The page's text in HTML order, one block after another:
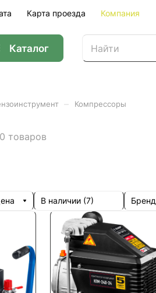
Карта проезда Компания
Каталог
Компрессоры
товаров
В наличии (7) Бренд